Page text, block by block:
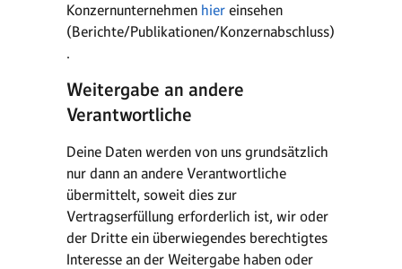
Konzernunternehmen hier einsehen
(Berichte/Publikationen/Konzernabschluss)
.
Weitergabe an andere
Verantwortliche
Deine Daten werden von uns grundsätzlich
nur dann an andere Verantwortliche
übermittelt, soweit dies zur
Vertragserfüllung erforderlich ist, wir oder
der Dritte ein überwiegendes berechtigtes
Interesse an der Weitergabe haben oder